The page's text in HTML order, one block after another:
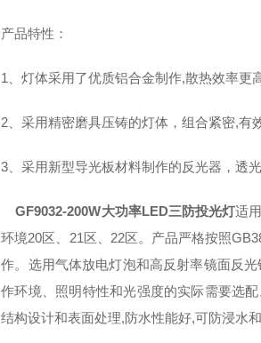
产品特性：
1、灯体采用了优质铝合金制作,散热效率更
2、采用精密磨具压铸的灯体，组合紧密,有
3、采用新型导光板材料制作的反光器，透
GF9032-200W大功率LED三防投光灯适
环境20区、21区、22区。产品严格按照
作。选用气体放电灯泡和高反射率镜面反
作环境、照明特性和光强度的实际需要选
结构设计和表面处理,防水性能好,可防浸水